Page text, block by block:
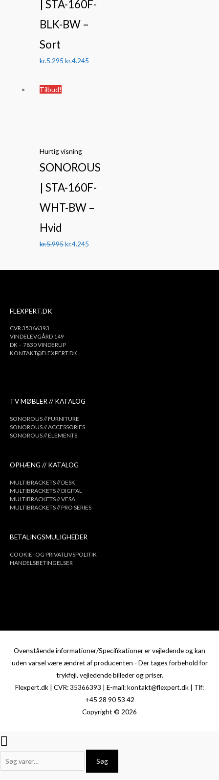
| STA-160F-
BLK-BW –
Sort
kr.5.295kr.4.245
Tilbud!
Hurtig visning
SONOROUS
| STA-160F-
WHT-BW –
Hvid
kr.5.995kr.4.245
FLEXPERT.DK
CVR 35366393
VINDELEVGÅRD 149
DK – 7830 VINDERUP
KONTAKT@FLEXPERT.DK
TV MØBLER // KATALOG
SONOROUS // FURNITURE
SONOROUS // ACCESSORIES
SONOROUS // ELEMENTS
OPHÆNG // KATALOG
MULTIBRACKETS // DESK
MULTIBRACKETS // DIGITAL
MULTIBRACKETS // VESA
MULTIBRACKETS // PRO SERIES
BETALINGSMULIGHEDER
COOKIE- OG PRIVATLIVSPOLITIK
HANDELSBETINGELSER
Ovenstående informationer/Specifikationer er vejledende og kan
uden varsel være ændret af producenten - Der tages forbehold for
trykfejl, vejledende billeder og priser.
Flexpert.dk | CVR: 35366393 | E-mail: kontakt@flexpert.dk | Tlf:
+45 28 90 53 42
Copyright © 2026
Søg